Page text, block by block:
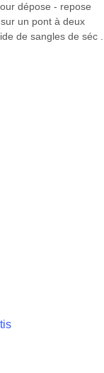
dépose - repose
un pont à deux
de sangles de séc